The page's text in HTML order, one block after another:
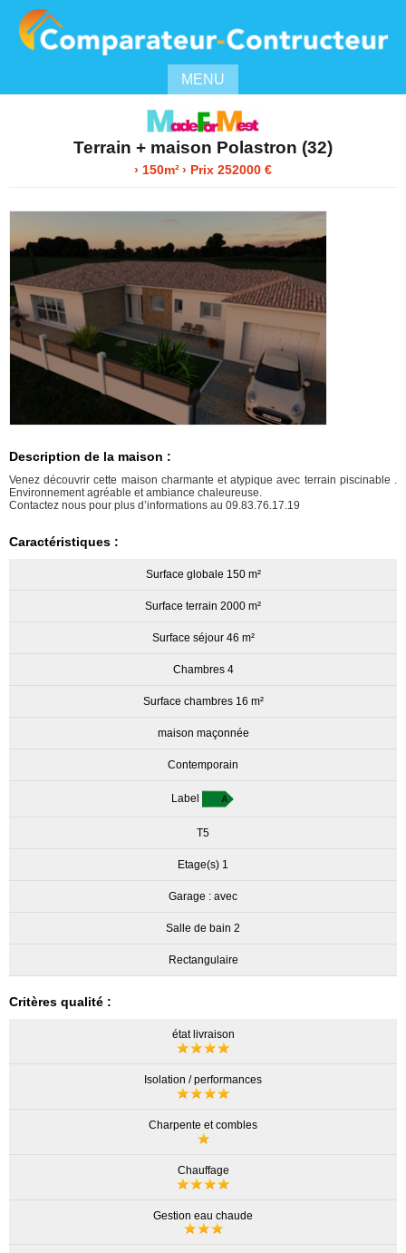
MENU
Terrain + maison Polastron (32)
› 150m²› Prix 252000 €
Description de la maison :
Venez découvrir cette maison charmante et atypique avec terrain piscinable .
Environnement agréable et ambiance chaleureuse.
Contactez nous pour plus d’informations au 09.83.76.17.19
Caractéristiques :
Surface globale 150 m²
Surface terrain 2000 m²
Surface séjour 46 m²
Chambres 4
Surface chambres 16 m²
maison maçonnée
Contemporain
Label
T5
Etage(s) 1
Garage : avec
Salle de bain 2
Rectangulaire
Critères qualité :
état livraison
Isolation / performances
Charpente et combles
Chauffage
Gestion eau chaude